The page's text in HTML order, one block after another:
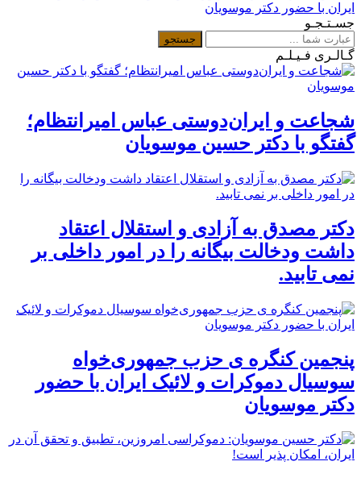
ایران با حضور دکتر موسویان
جسـتـجـو
گـالـری فـیـلـم
شجاعت و ایران‌دوستی عباس امیرانتظام؛
گفتگو با دکتر حسین موسویان
دکتر مصدق به آزادی و استقلال اعتقاد
داشت ودخالت بیگانه را در امور داخلی بر
نمی تابید.
پنجمین کنگره ی حزب جمهوری‌خواه
سوسیال دموکرات و لائیک ایران با حضور
دکتر موسویان